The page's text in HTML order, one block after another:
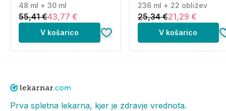
+ 30 ml)
48 ml + 30 ml
55,41 €43,77 €
V košarico
(236 ml + 22 obližev)
236 ml + 22 obližev
25,34 €21,29 €
V košarico
Prva spletna lekarna, kjer je zdravje vrednota.